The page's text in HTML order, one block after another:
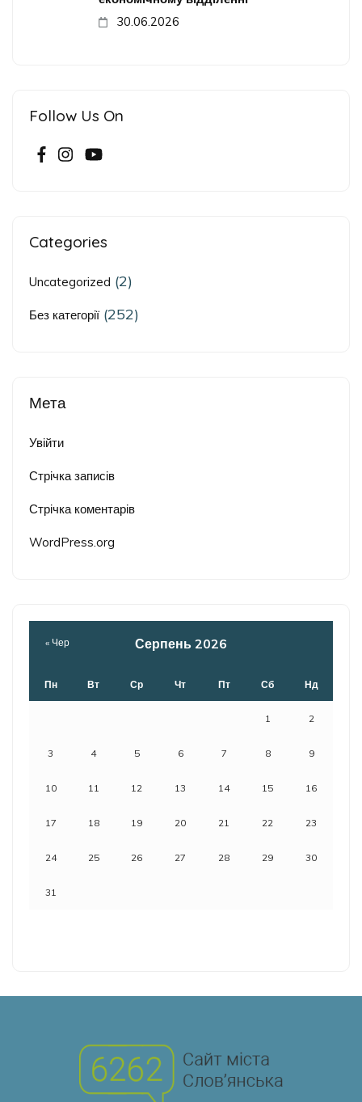
30.06.2026
Follow Us On
Categories
Uncategorized (2)
Без категорії (252)
Мета
Увійти
Стрічка записів
Стрічка коментарів
WordPress.org
Серпень 2026
Пн Вт Ср Чт Пт Сб Нд
1 2
3 4 5 6 7 8 9
10 11 12 13 14 15 16
17 18 19 20 21 22 23
24 25 26 27 28 29 30
31
« Чер